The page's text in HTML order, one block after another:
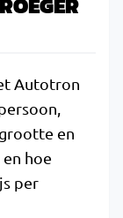
Autotron
en
hoe
per